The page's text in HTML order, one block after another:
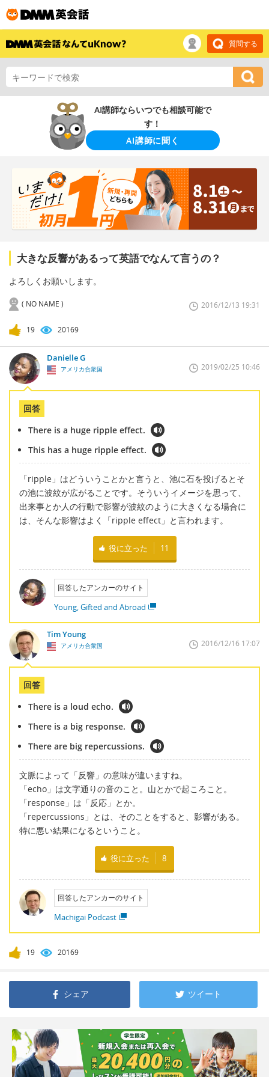
質問する
AI講師ならいつでも相談可能で
す！
AI講師に聞く
大きな反響があるって英語でなんて言うの？
よろしくお願いします。
( NO NAME ) 2016/12/13 19:31
19 20169
Danielle G
アメリカ合衆国 2019/02/25 10:46
回答
There is a huge ripple effect.
This has a huge ripple effect.
「ripple」はどういうことかと言うと、池に石を投げるとそ
の池に波紋が広がることです。そういうイメージを思って、
出来事とか人の行動で影響が波紋のように大きくなる場合に
は、そんな影響はよく「ripple effect」と言われます。
役に立った 11
回答したアンカーのサイト
Young, Gifted and Abroad
Tim Young
アメリカ合衆国 2016/12/16 17:07
回答
There is a loud echo.
There is a big response.
There are big repercussions.
文脈によって「反響」の意味が違いますね。
「echo」は文字通りの音のこと。山とかで起ころこと。
「response」は「反応」とか。
「repercussions」とは、そのことをすると、影響がある。
特に悪い結果になるということ。
役に立った 8
回答したアンカーのサイト
Machigai Podcast
19 20169
シェア ツイート